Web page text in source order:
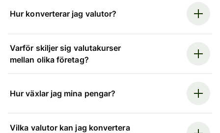
Hur konverterar jag valutor?
Varför skiljer sig valutakurser
mellan olika företag?
Hur växlar jag mina pengar?
Vilka valutor kan jag konvertera